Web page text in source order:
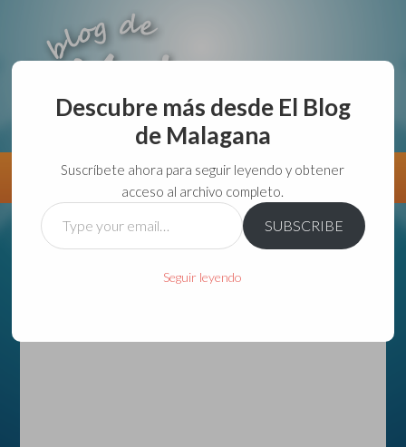
aunque lo haga de malas lo hago....
Información Directorio VivirGuadalajara
Descubre más desde El Blog
de Malagana
Suscríbete ahora para seguir leyendo y obtener
acceso al archivo completo.
Type
your
SUBSCRIBE
Seguir leyendo